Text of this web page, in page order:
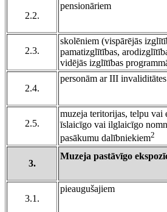
2.2.
pensionāriem
2.3.
skolēniem (vispārējās
pamatizglītības,
vidējās izglītības
2.4.
personām ar III
2.5.
muzeja teritorijas, telpu vai
īslaicīgo vai ilglaicīgo
pasākumu dalībniekiem2
3.
Muzeja pastāvīgo
3.1.
pieaugušajiem